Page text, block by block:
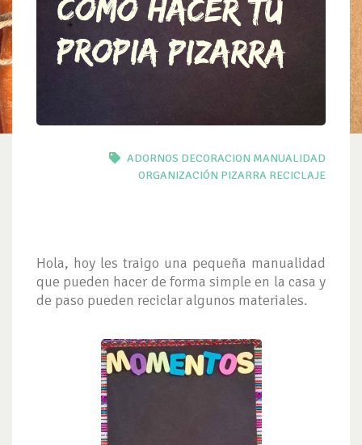
ADORNOS DECORACION MANUALIDAD
ORGANIZACIÓN PIZARRA RECICLAJE
Hola, hoy les traigo una pequeña manualidad
que pueden hacer de forma simple en la casa y
de paso pueden reciclar algunos materiales.